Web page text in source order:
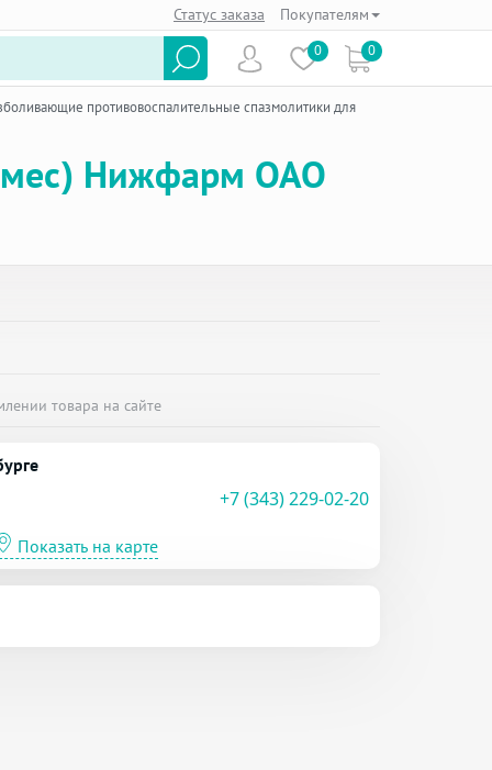
Статус заказа Покупателям
0 0
противовоспалительные спазмолитики для
мес) Нижфарм ОАО
товара на сайте
+7 (343) 229-02-20
Показать на карте